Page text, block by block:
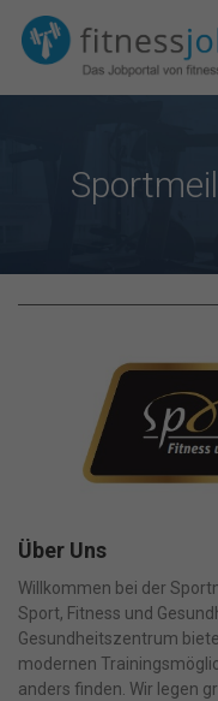
Über Uns
Willkommen bei der
Sport, Fitness und
Gesundheitszentrum
modernen
anders finden. Wir legen